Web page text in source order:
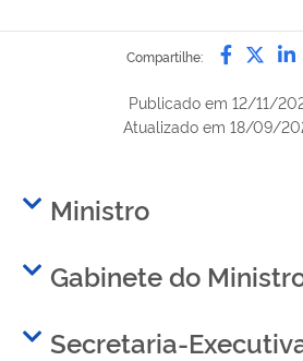
Compartilhe:
Publicado em 12/11/
Atualizado em 18/09/
Ministro
Gabinete do
Secretaria-